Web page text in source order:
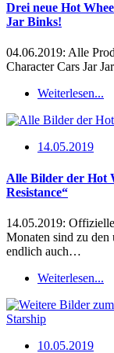
Drei neue Hot
Jar Binks!
04.06.2019: Alle
Character Cars Jar
Weiterlesen...
14.05.2019
Alle Bilder der Hot
Resistance“
14.05.2019:
Monaten sind zu
endlich auch…
Weiterlesen...
10.05.2019